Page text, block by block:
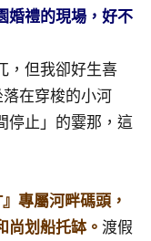
婚禮的現場，好不
，但我卻好生喜
在穿梭的小河
停止」的霎那，這
專屬河畔碼頭，
尚划船托缽。 渡假